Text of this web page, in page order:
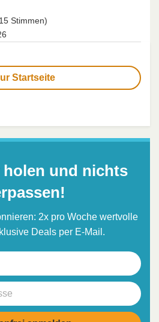
Stimmen)
Startseite
holen und nichts
2x pro Woche wertvolle
Deals per E-Mail.